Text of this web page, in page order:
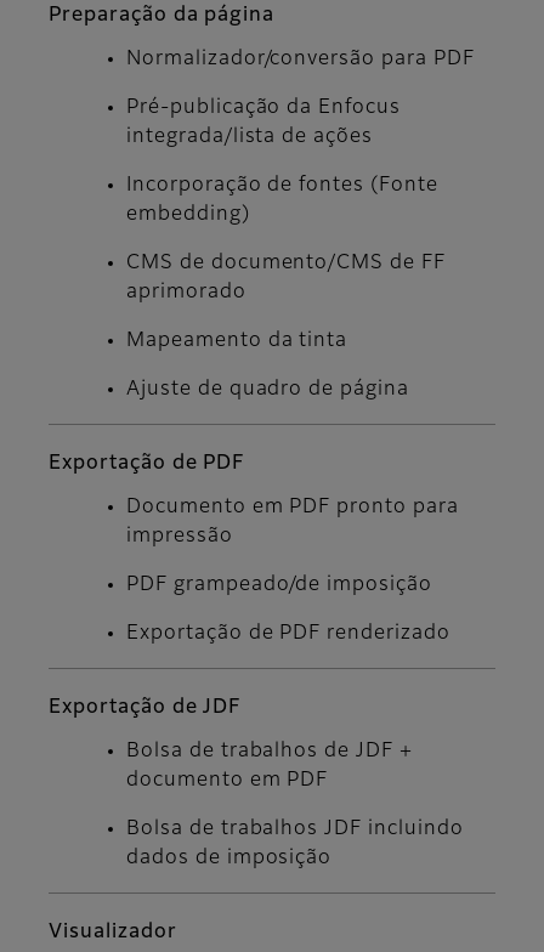
Preparação da página
Normalizador/conversão para PDF
Pré-publicação da Enfocus
integrada/lista de ações
Incorporação de fontes (Fonte
embedding)
CMS de documento/CMS de FF
aprimorado
Mapeamento da tinta
Ajuste de quadro de página
Exportação de PDF
Documento em PDF pronto para
impressão
PDF grampeado/de imposição
Exportação de PDF renderizado
Exportação de JDF
Bolsa de trabalhos de JDF +
documento em PDF
Bolsa de trabalhos JDF incluindo
dados de imposição
Visualizador